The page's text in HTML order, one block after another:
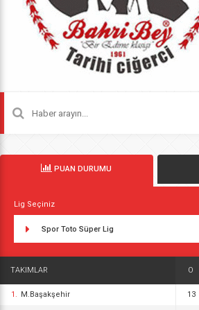
PUAN DURUMU
Lig Seçiniz
Spor Toto Süper Lig
TAKIMLAR O
1. M.Başakşehir 13